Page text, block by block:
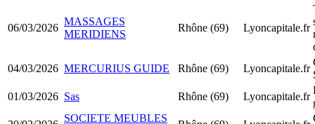
06/03/2026
MASSAGES
MERIDIENS
Rhône (69) Lyoncapitale.fr
04/03/2026 MERCURIUS GUIDE Rhône (69) Lyoncapitale.fr
01/03/2026 Sas Rhône (69) Lyoncapitale.fr
SOCIETE MEUBLES